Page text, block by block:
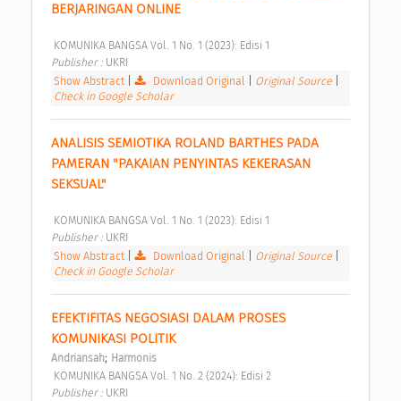
BERJARINGAN ONLINE
KOMUNIKA BANGSA Vol. 1 No. 1 (2023): Edisi 1
Publisher : UKRI
Show Abstract| Download Original Original Source
Check in Google Scholar
ANALISIS SEMIOTIKA ROLAND BARTHES PADA
PAMERAN "PAKAIAN PENYINTAS KEKERASAN
SEKSUAL"
KOMUNIKA BANGSA Vol. 1 No. 1 (2023): Edisi 1
Publisher : UKRI
Show Abstract| Download Original Original Source
Check in Google Scholar
EFEKTIFITAS NEGOSIASI DALAM PROSES
KOMUNIKASI POLITIK
Andriansah; Harmonis
KOMUNIKA BANGSA Vol. 1 No. 2 (2024): Edisi 2
Publisher : UKRI